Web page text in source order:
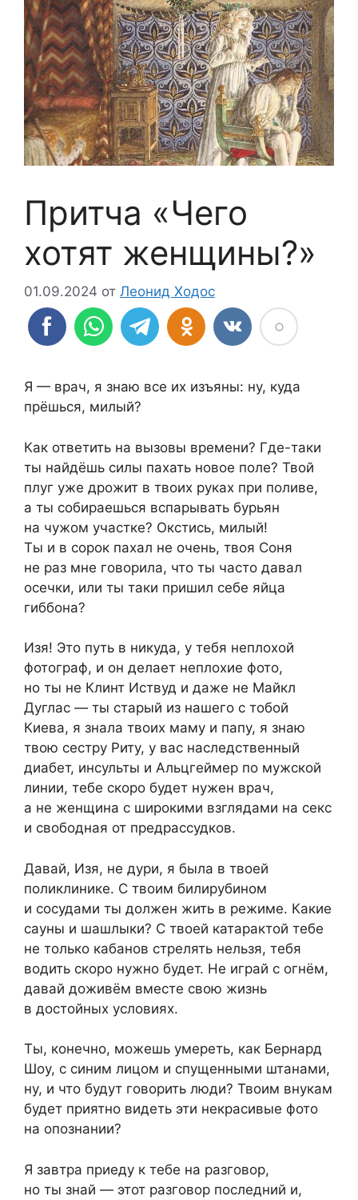
Притча «Чего
хотят женщины?»
01.09.2024 от Леонид Ходос
Я — врач, я знаю все их изъяны: ну, куда
прёшься, милый?
Как ответить на вызовы времени? Где-таки
ты найдёшь силы пахать новое поле? Твой
плуг уже дрожит в твоих руках при поливе,
а ты собираешься вспарывать бурьян
на чужом участке? Окстись, милый!
Ты и в сорок пахал не очень, твоя Соня
не раз мне говорила, что ты часто давал
осечки, или ты таки пришил себе яйца
гиббона?
Изя! Это путь в никуда, у тебя неплохой
фотограф, и он делает неплохие фотo,
но ты не Клинт Иствуд и даже не Майкл
Дуглас — ты старый из нашего с тобой
Киева, я знала твоих маму и папу, я знаю
твою сестру Риту, у вас наследственный
диабет, инсульты и Альцгеймер по мужской
линии, тебе скоро будет нужен врач,
а не женщина с широкими взглядами на секс
и свободная от предрассудков.
Давай, Изя, не дури, я была в твоей
поликлинике. С твоим билирубином
и сосудами ты должен жить в режиме. Какие
сауны и шашлыки? С твоей катарактой тебе
не только кабанов стрелять нельзя, тебя
водить скоро нужно будет. Не играй с огнём,
давай доживём вместе свою жизнь
в достойных условиях.
Ты, конечно, можешь умереть, как Бернард
Шоу, с синим лицом и спущенными штанами,
ну, и что будут говорить люди? Твоим внукам
будет приятно видеть эти некрасивые фотo
на опознании?
Я завтра приеду к тебе на разговор,
но ты знай — этот разговор последний и,